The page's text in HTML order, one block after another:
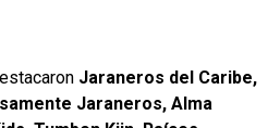
Jaraneros del Caribe,
Jaraneros, Alma